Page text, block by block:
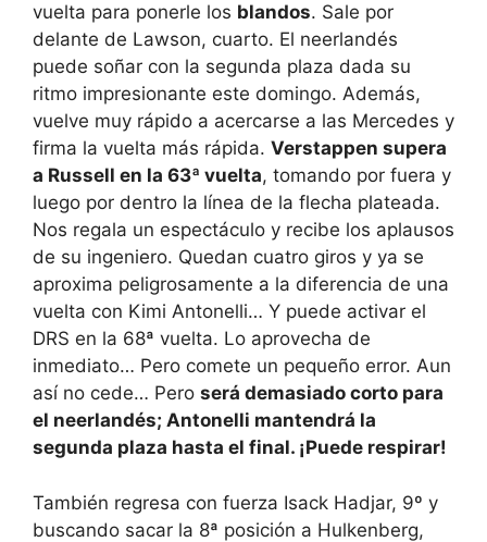
vuelta para ponerle los blandos. Sale por
delante de Lawson, cuarto. El neerlandés
puede soñar con la segunda plaza dada su
ritmo impresionante este domingo. Además,
vuelve muy rápido a acercarse a las Mercedes y
firma la vuelta más rápida. Verstappen supera
a Russell en la 63ª vuelta, tomando por fuera y
luego por dentro la línea de la flecha plateada.
Nos regala un espectáculo y recibe los aplausos
de su ingeniero. Quedan cuatro giros y ya se
aproxima peligrosamente a la diferencia de una
vuelta con Kimi Antonelli… Y puede activar el
DRS en la 68ª vuelta. Lo aprovecha de
inmediato… Pero comete un pequeño error. Aun
así no cede… Pero será demasiado corto para
el neerlandés; Antonelli mantendrá la
segunda plaza hasta el final. ¡Puede respirar!
También regresa con fuerza Isack Hadjar, 9º y
buscando sacar la 8ª posición a Hulkenberg,